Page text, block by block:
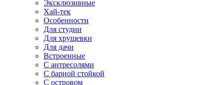
Эксклюзивные
Хай-тек
Особенности
Для студии
Для хрущевки
Для дачи
Встроенные
С антресолями
С барной стойкой
С островом